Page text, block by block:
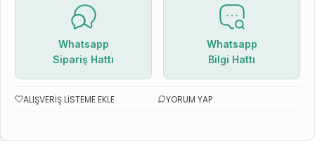
Whatsapp
Sipariş Hattı
Whatsapp
Bilgi Hattı
ALIŞVERIŞ LISTEME EKLE YORUM YAP